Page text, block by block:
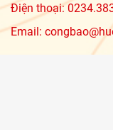
Điện thoại:
Email: